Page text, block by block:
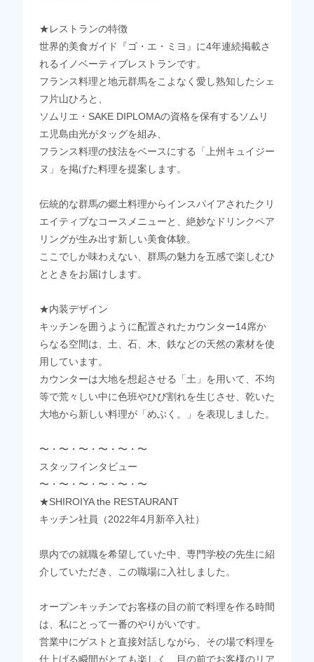
★レストランの特徴
世界的美食ガイド『ゴ・エ・ミヨ』に4年連続掲載さ
れるイノベーティブレストランです。
フランス料理と地元群馬をこよなく愛し熟知したシェ
フ片山ひろと、
ソムリエ・SAKE DIPLOMAの資格を保有するソムリ
エ児島由光がタッグを組み、
フランス料理の技法をベースにする「上州キュイジー
ヌ」を掲げた料理を提案します。
伝統的な群馬の郷土料理からインスパイアされたクリ
エイティブなコースメニューと、絶妙なドリンクペア
リングが生み出す新しい美食体験。
ここでしか味わえない、群馬の魅力を五感で楽しむひ
とときをお届けします。
★内装デザイン
キッチンを囲うように配置されたカウンター14席か
らなる空間は、土、石、木、鉄などの天然の素材を使
用しています。
カウンターは大地を想起させる「土」を用いて、不均
等で荒々しい中に色班やひび割れを生じさせ、乾いた
大地から新しい料理が「めぶく。」を表現しました。
〜・〜・〜・〜・〜・〜
スタッフインタビュー
〜・〜・〜・〜・〜・〜
★SHIROIYA the RESTAURANT
キッチン社員（2022年4月新卒入社）
県内での就職を希望していた中、専門学校の先生に紹
介していただき、この職場に入社しました。
オープンキッチンでお客様の目の前で料理を作る時間
は、私にとって一番のやりがいです。
営業中にゲストと直接対話しながら、その場で料理を
仕上げる瞬間がとても楽しく、目の前でお客様のリア